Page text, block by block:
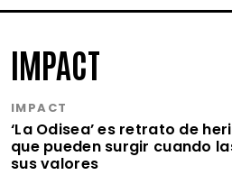
IMPACT
IMPACT
‘La Odisea’ es retrato de
que pueden surgir cuando
sus valores